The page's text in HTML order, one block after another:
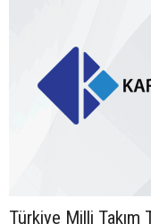
Türkiye Milli